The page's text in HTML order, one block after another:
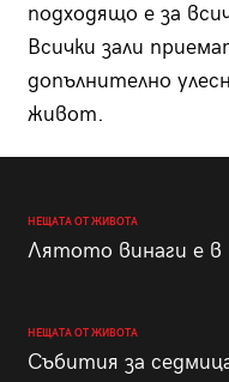
подходящо е за
Всички зали
допълнително
живот.
НЕЩАТА ОТ ЖИВОТА
Лятото винаги е в
НЕЩАТА ОТ ЖИВОТА
Събития за